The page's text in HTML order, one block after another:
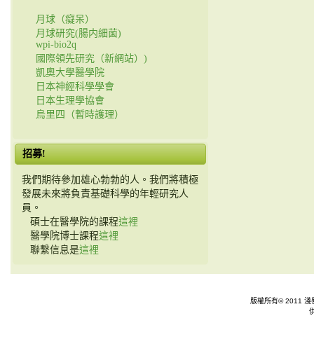
月球（癡呆）
月球研究(腸内細菌)
wpi-bio2q
國際領先研究（新網站）)
凱奧大學醫學院
日本神經科學學會
日本生理學協會
烏里四（暫時護理）
招募!
我們期待參加雄心勃勃的人。我們將積極
發展未來將負責基礎科學的年輕研究人
員。
碩士在醫學院的課程這裡
醫學院博士課程這裡
聯繫信息是這裡
版權所有© 2011 淺